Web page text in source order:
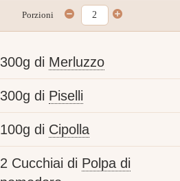
Porzioni
300g di Merluzzo
300g di Piselli
100g di Cipolla
2 Cucchiai di Polpa di